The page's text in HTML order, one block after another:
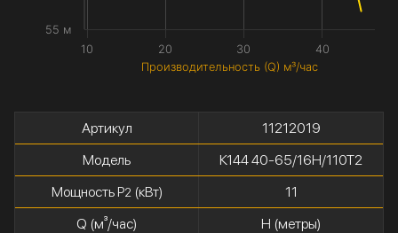
Производительность (Q) м³/час
10 20 30 40
55 м
Артикул
11212019
Модель
К144 40-65/16Н/110Т2
Мощность P2 (кВт)
11
Q (м³/час)
H (метры)